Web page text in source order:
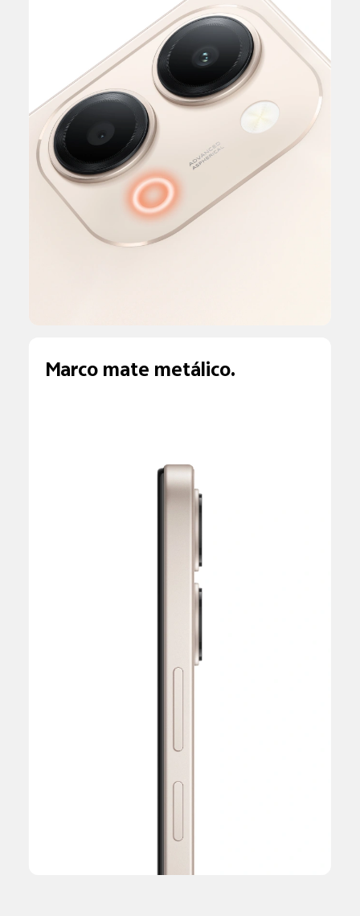
Marco mate metálico.